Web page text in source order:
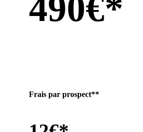
490€*
Frais par prospect**